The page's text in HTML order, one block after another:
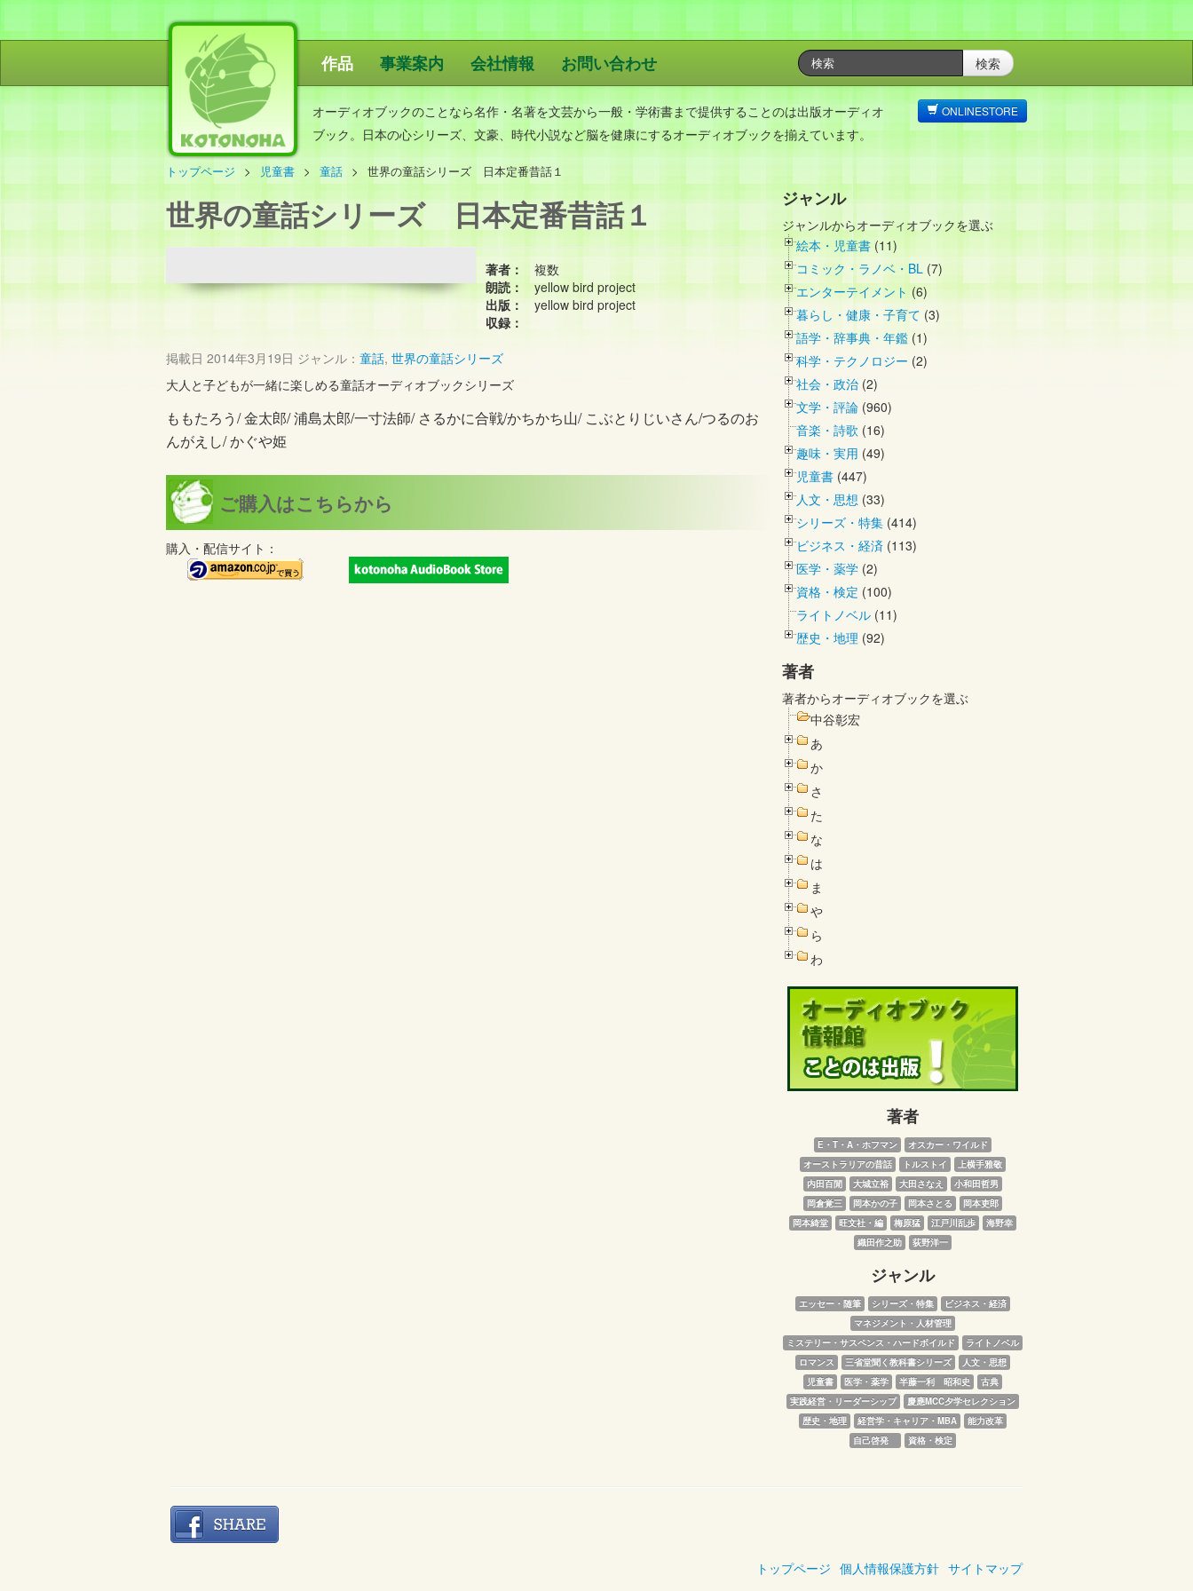
ことのは出版
作品 事業案内 会社情報 お問い合わせ 検索
オーディオブックのことなら名作・名著を文芸から一般・学術書まで提供することのは出版オーディオ
ブック。日本の心シリーズ、文豪、時代小説など脳を健康にするオーディオブックを揃えています。
ONLINESTORE
トップページ 児童書 童話 世界の童話シリーズ 日本定番昔話１
世界の童話シリーズ 日本定番昔話１
著者：
複数
朗読：
yellow bird project
出版：
yellow bird project
収録：
掲載日 2014年3月19日 ジャンル： 童話, 世界の童話シリーズ
大人と子どもが一緒に楽しめる童話オーディオブックシリーズ
ももたろう/ 金太郎/ 浦島太郎/一寸法師/ さるかに合戦/かちかち山/ こぶとりじいさん/つるのお
んがえし/ かぐや姫
ご購入はこちらから
購入・配信サイト：
ジャンル
ジャンルからオーディオブックを選ぶ
絵本・児童書 (11)
コミック・ラノベ・BL (7)
エンターテイメント (6)
暮らし・健康・子育て (3)
語学・辞事典・年鑑 (1)
科学・テクノロジー (2)
社会・政治 (2)
文学・評論 (960)
音楽・詩歌 (16)
趣味・実用 (49)
児童書 (447)
人文・思想 (33)
シリーズ・特集 (414)
ビジネス・経済 (113)
医学・薬学 (2)
資格・検定 (100)
ライトノベル (11)
歴史・地理 (92)
著者
著者からオーディオブックを選ぶ
中谷彰宏
あ
か
さ
た
な
は
ま
や
ら
わ
著者
E・T・A・ホフマン
オスカー・ワイルド
オーストラリアの昔話
トルストイ
上横手雅敬
内田百閒
大城立裕 大田さなえ
小和田哲男
岡倉覚三
岡本かの子 岡本さとる
岡本吏郎
岡本綺堂
旺文社・編 梅原猛 江戸川乱歩
海野幸
織田作之助
荻野洋一
ジャンル
エッセー・随筆 シリーズ・特集
ビジネス・経済
マネジメント・人材管理
ミステリー・サスペンス・ハードボイルド
ライトノベル
ロマンス
三省堂聞く教科書シリーズ
人文・思想
児童書
医学・薬学 半藤一利　昭和史
古典
実践経営・リーダーシップ
慶應MCC夕学セレクション
歴史・地理
経営学・キャリア・MBA
能力改革
自己啓発
資格・検定
トップページ 個人情報保護方針 サイトマップ